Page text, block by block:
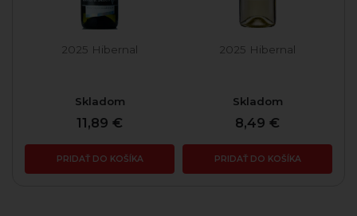
2025 Hibernal
Skladom
11,89 €
PRIDAŤ DO KOŠÍKA
2025 Hibernal
Skladom
8,49 €
PRIDAŤ DO KOŠÍKA